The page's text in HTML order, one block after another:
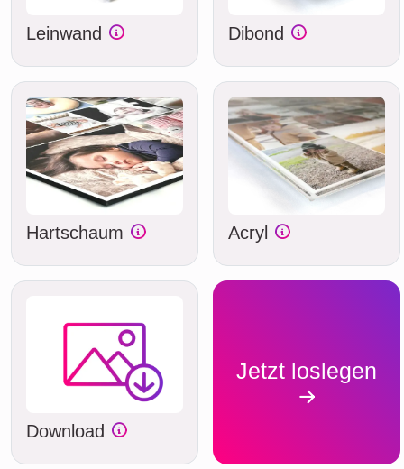
Leinwand Dibond
Hartschaum Acryl
Download
Jetzt loslegen